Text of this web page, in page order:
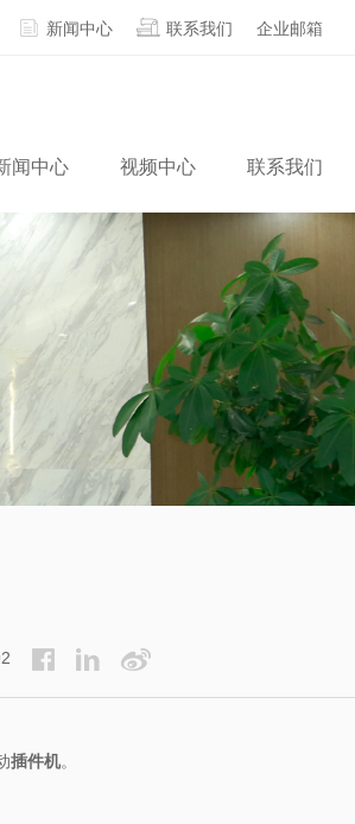
新闻中心 联系我们 企业邮箱
闻中心 视频中心 联系我们
插件机。